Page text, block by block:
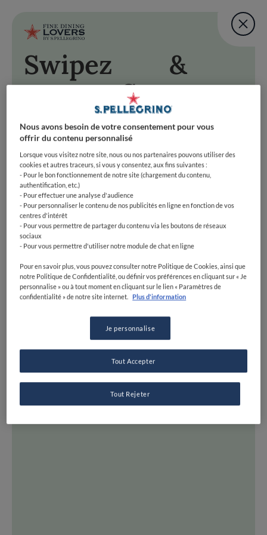
Aller au contenu principal
User account
Fine Dining Lovers
Ajouter une note
Savourez
Swipez à droite pour accepter cette suggestion, à gauche
COMMENCER
RETOUR EN HAUT DE PAGE
Accueil
Fine Dining Lovers Taste Match
Découvrez votre
côté foodie
CARTE
LISTES
TOUTES LES ADRESSES
NEWS ET TENDANCES
RECETTES
Fine Dining Lovers
Ajouter une note
Swipez
&
Savourez
Swipez à droite pour accepter cette suggestion, à
gauche pour passer à la prochaine. Préparez-vous à
swiper vers le bonheur gastronomique !
Nous avons besoin de votre consentement pour vous
offrir du contenu personnalisé
Lorsque vous visitez notre site, nous ou nos partenaires pouvons utiliser des
cookies et autres traceurs, si vous y consentez, aux fins suivantes :
- Pour le bon fonctionnement de notre site (chargement du contenu,
authentification, etc.)
- Pour effectuer une analyse d'audience
- Pour personnaliser le contenu de nos publicités en ligne en fonction de vos
centres d'intérêt
- Pour vous permettre de partager du contenu via les boutons de réseaux
sociaux
- Pour vous permettre d'utiliser notre module de chat en ligne
Pour en savoir plus, vous pouvez consulter notre Politique de Cookies, ainsi que
notre Politique de Confidentialité, ou définir vos préférences en cliquant sur « Je
personnalise » ou à tout moment en cliquant sur le lien « Paramètres de
confidentialité » de notre site internet.
Plus d'information
Je personnalise
Tout Rejeter
Tout Accepter